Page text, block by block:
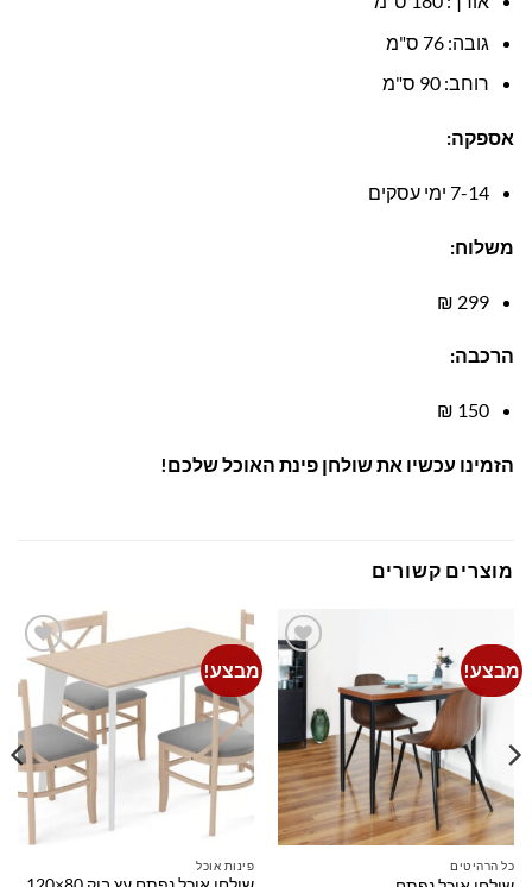
גובה: 76 ס"מ
רוחב: 90 ס"מ
אספקה:
7-14 ימי עסקים
משלוח:
299 ₪
הרכבה:
150 ₪
הזמינו עכשיו את שולחן פינת האוכל שלכם!
מוצרים קשורים
מבצע!
Add to
wishlist
כל הרהיטים
מבצע!
Add to
wishlist
פינות אוכל